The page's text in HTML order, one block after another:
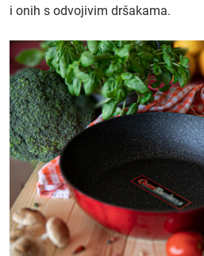
i onih s odvojivim dršakama.